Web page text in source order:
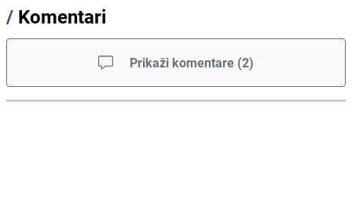
/ Komentari
Prikaži komentare (2)